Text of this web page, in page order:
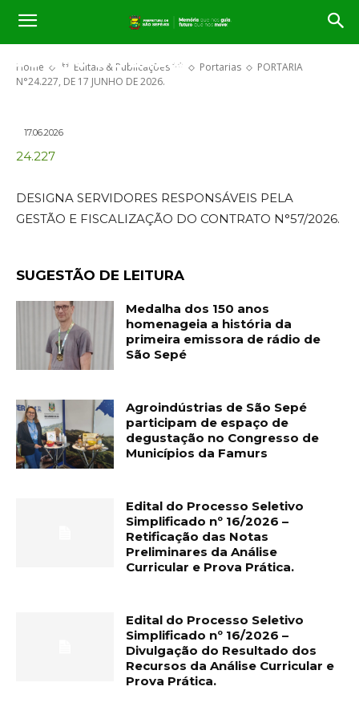
Home ** Editais & Publicações ** Portarias
PORTARIA
N°24.227, DE 17 JUNHO DE 2026.
PORTARIA N°24.227, DE 17
JUNHO DE 2026.
17.06.2026
24.227
DESIGNA SERVIDORES RESPONSÁVEIS PELA
GESTÃO E FISCALIZAÇÃO DO CONTRATO N°57/2026.
SUGESTÃO DE LEITURA
Medalha dos 150 anos
homenageia a história da
primeira emissora de rádio de
São Sepé
Agroindústrias de São Sepé
participam de espaço de
degustação no Congresso de
Municípios da Famurs
Edital do Processo Seletivo
Simplificado nº 16/2026 –
Retificação das Notas
Preliminares da Análise
Curricular e Prova Prática.
Edital do Processo Seletivo
Simplificado nº 16/2026 –
Divulgação do Resultado dos
Recursos da Análise Curricular e
Prova Prática.